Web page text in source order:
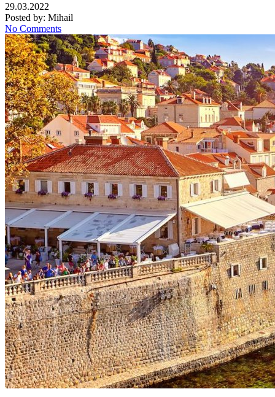
29.03.2022
Posted by: Mihail
No Comments